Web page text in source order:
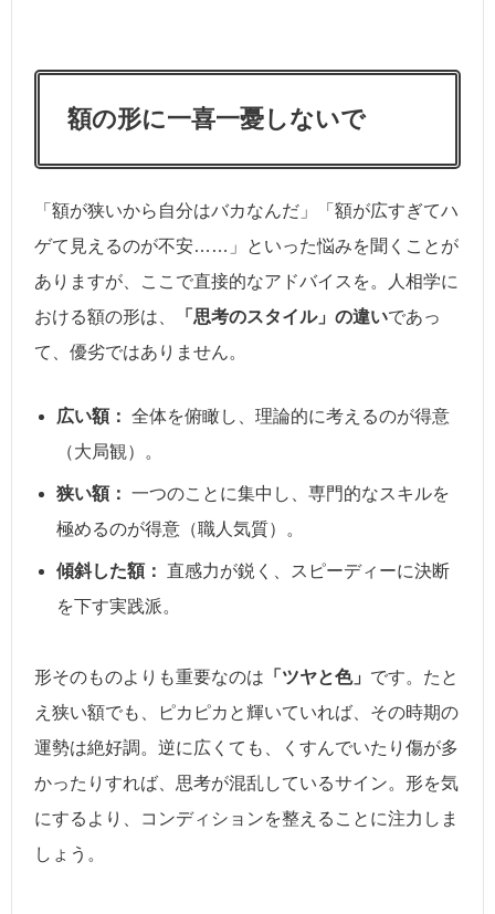
額の形に一喜一憂しないで
「額が狭いから自分はバカなんだ」「額が広すぎてハ
ゲて見えるのが不安……」といった悩みを聞くことが
ありますが、ここで直接的なアドバイスを。人相学に
おける額の形は、
「思考のスタイル」の違いであっ
て、優劣ではありません。
広い額： 全体を俯瞰し、理論的に考えるのが得意
（大局観）。
狭い額： 一つのことに集中し、専門的なスキルを
極めるのが得意（職人気質）。
傾斜した額： 直感力が鋭く、スピーディーに決断
を下す実践派。
形そのものよりも重要なのは 「ツヤと色」 です。たと
え狭い額でも、ピカピカと輝いていれば、その時期の
運勢は絶好調。逆に広くても、くすんでいたり傷が多
かったりすれば、思考が混乱しているサイン。形を気
にするより、コンディションを整えることに注力しま
しょう。